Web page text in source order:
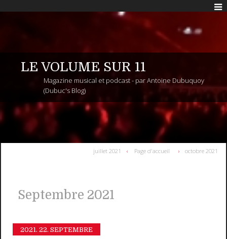
LE VOLUME SUR 11
Magazine musical et podcast - par Antoine Dubuquoy
(Dubuc's Blog)
juillet 2021 Page d'accueil octobre 2021
Septembre 2021
2021. 22. SEPTEMBRE